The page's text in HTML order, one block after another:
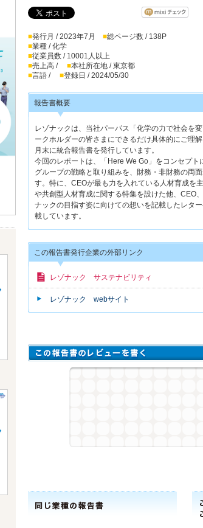
■発行月 / 2023年7月 ■総ページ数 / 138P
■業種 / 化学
■従業員数 / 10001人以上
■売上高 / ■本社所在地 / 東京都
■言語 / ■登録日 / 2024/05/30
報告書概要
レゾナックは、当社パーパス「化学の力で社会を
ークホルダーの皆さまにできるだけ具体的にご理
月末に統合報告書を発行しています。
今回のレポートは、「Here We Go」をコンセプト
グループの戦略と取り組みを、財務・非財務の両
す。特に、CEOが最も力を入れている人材育成を
や共創型人材育成に関する特集を設けた他、CEO
ナックの目指す姿に向けての想いを記載したレタ
載しています。
この報告書発行企業の外部リンク
レゾナック サステナビリティ
レゾナック webサイト